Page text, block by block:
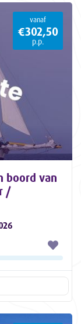
vanaf
€302,50
p.p.
boord van
/